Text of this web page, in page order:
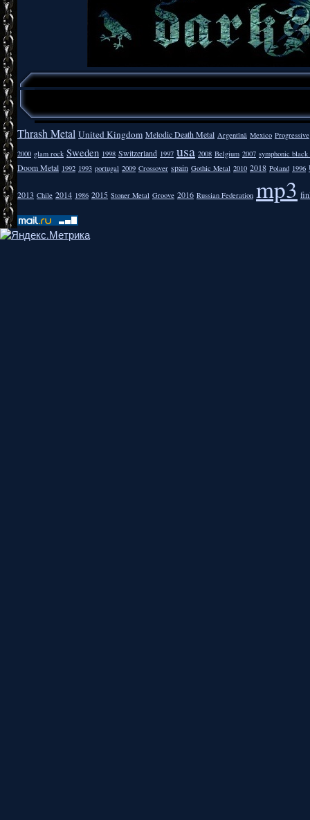
Thrash Metal United Kingdom Melodic Death Metal Argentīnā Mexico Progressive
2000 glam rock Sweden 1998 Switzerland 1997 usa 2008 Belgium 2007 symphonic
Doom Metal 1992 1993 portugal 2009 Crossover spain Gothic Metal 2010 2018 Poland 1996
2013 Chile 2014 1986 2015 Stoner Metal Groove 2016 Russian Federation mp3